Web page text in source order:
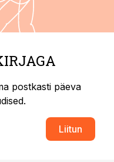
postkasti päeva
Liitun